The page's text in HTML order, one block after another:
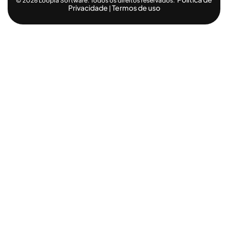
Privacidade Termos de uso